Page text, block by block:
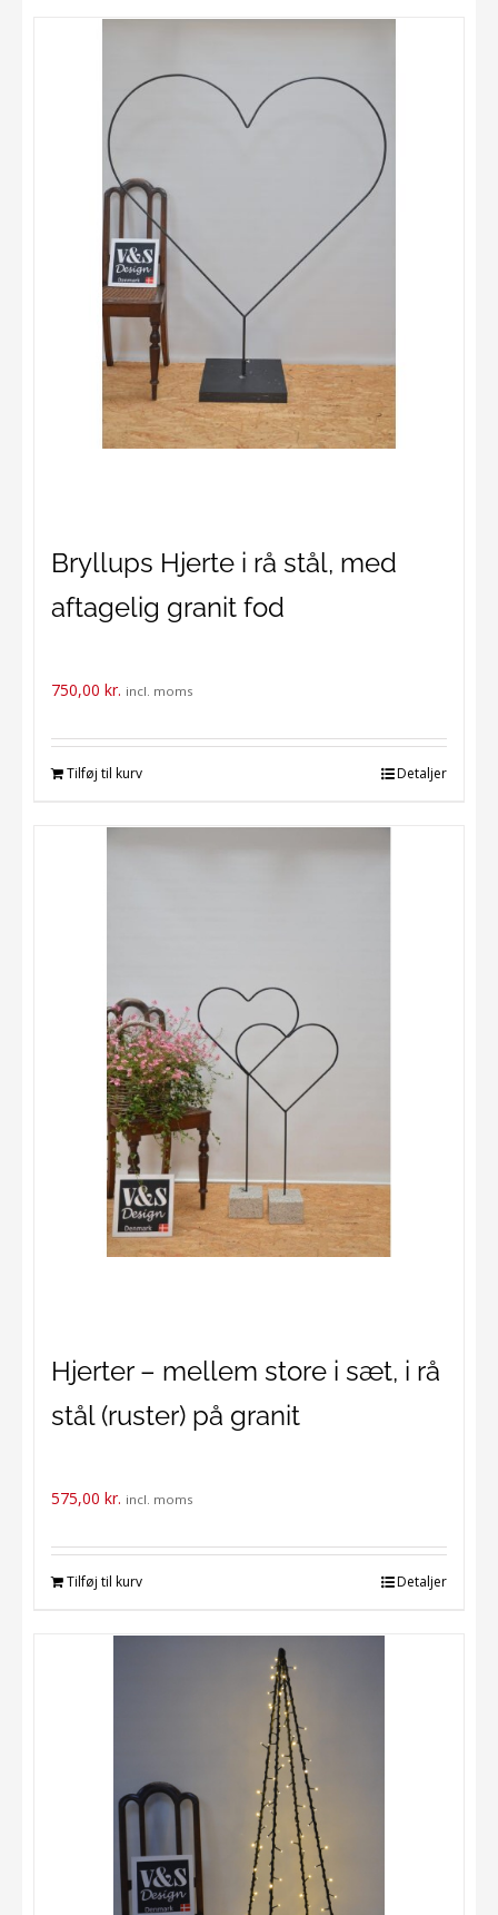
Bryllups Hjerte i rå stål, med
aftagelig granit fod
750,00 kr. incl. moms
Tilføj til kurv Detaljer
Hjerter – mellem store i sæt, i rå
stål (ruster) på granit
575,00 kr. incl. moms
Tilføj til kurv Detaljer